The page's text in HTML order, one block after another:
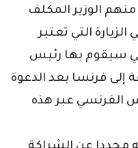
الوزير المكلف
التي تعتبر
سيقوم بها رئيس
إلى فرنسا بعد الدعوة
الفرنسي عبر هذه